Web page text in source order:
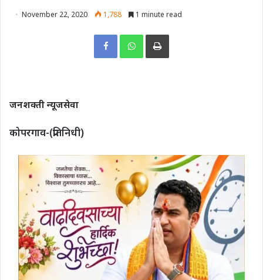
November 22, 2020 1,788 1 minute read
Print
जनशक्ती न्यूजसेवा
कोपरगाव-(प्रतिनिधी)